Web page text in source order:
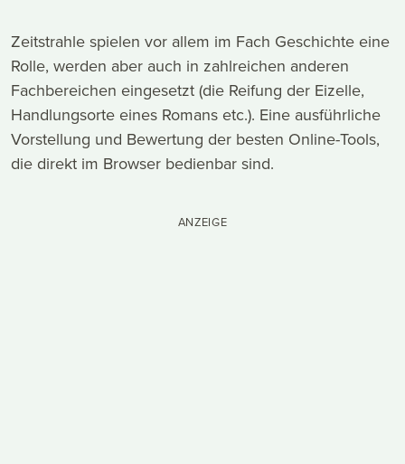
Zeitstrahle spielen vor allem im Fach Geschichte eine
Rolle, werden aber auch in zahlreichen anderen
Fachbereichen eingesetzt (die Reifung der Eizelle,
Handlungsorte eines Romans etc.). Eine ausführliche
Vorstellung und Bewertung der besten Online-Tools,
die direkt im Browser bedienbar sind.
ANZEIGE